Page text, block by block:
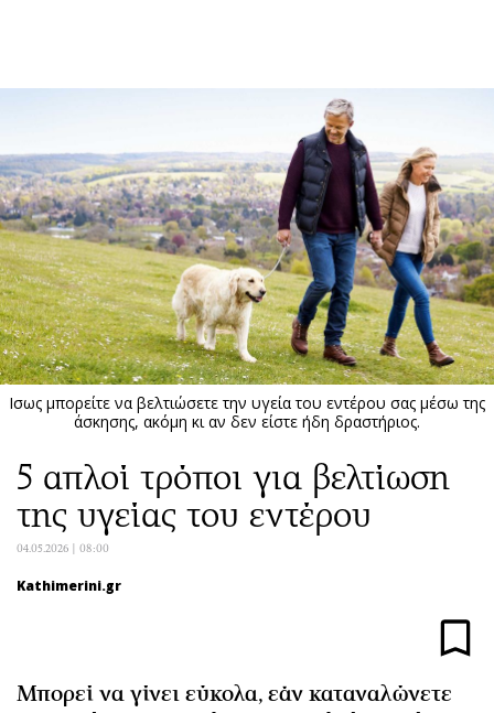
ΚΑΤΗΓΟΡΙΕΣ ΣΥΝΔΕΣΗ
Κύπρος
Παιδεία
Υγεία
Πολιτική
Βουλευτικές 2026
Εκλογές 2024
Προεδρικές 2023
Διπλωματία
Αθλητισμός
Κύπρος
Ελλάδα
Οικονομία
Απόψεις
Αρθρογραφία
The Hill
Υγεία
Αγγελίες
Ενοικιάζονται
Πωλούνται
Θέσεις εργασίας
Geek
Πολιτική
Iσως μπορείτε να βελτιώσετε την υγεία του εντέρου σας μέσω της
άσκησης, ακόμη κι αν δεν είστε ήδη δραστήριος.
5 απλοί τρόποι για βελτίωση
της υγείας του εντέρου
04.05.2026 | 08:00
Kathimerini.gr
Μπορεί να γίνει εύκολα, εάν καταναλώνετε